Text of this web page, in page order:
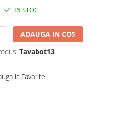
IN STOC
ADAUGA IN COS
Tavabot13
la Favorite